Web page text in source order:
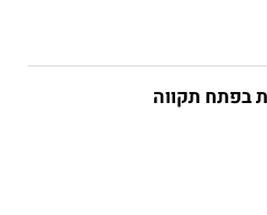
בפתח תקווה